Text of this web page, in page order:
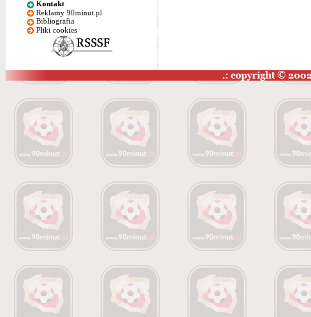
Kontakt
Reklamy 90minut.pl
Bibliografia
Pliki cookies